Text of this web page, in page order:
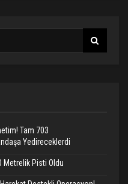
Tam 703
Yedireceklerdi
Metrelik Pisti Oldu